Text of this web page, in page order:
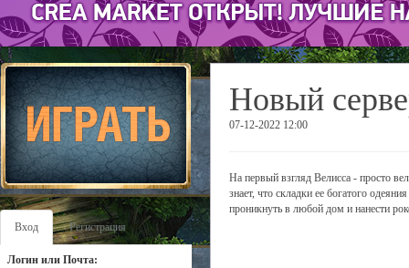
Вход Регистрация
Логин или Почта:
Новый
07-12-2022 12:00
На первый взгляд Велисса - просто
знает, что складки ее богатого
проникнуть в любой дом и нанести